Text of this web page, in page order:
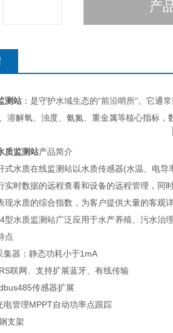
产
测站 ：是守护水域生态的“前沿哨所"。它通
溶解氧、浊度、氨氮、重金属等核心指标，
质监测站产品简介
质在线监测站以水质传感器(水温、电导
实时数据的远程查看和设备的远程管理，同
现水质的综合指数，为客户提供大量的客观
水质监测站广泛应用于水产养殖、污水治
点
器：静态功耗小于1mA
网、支持扩展蓝牙、有线传输
传感器扩展
管理MPPT自动功率点跟踪
支架